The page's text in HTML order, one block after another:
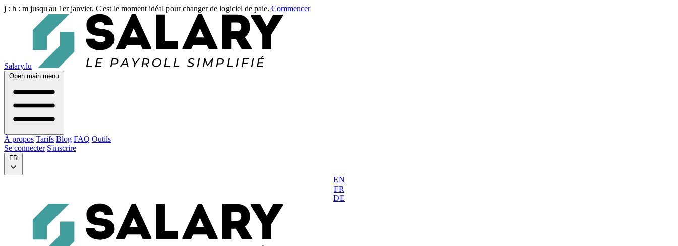
j : h : m jusqu'au 1er janvier. C'est le moment idéal pour changer de logiciel de paie. Commencer
Salary.lu
Open main menu
À propos Tarifs Blog FAQ Outils
Se connecter S'inscrire
FR
EN
FR
DE